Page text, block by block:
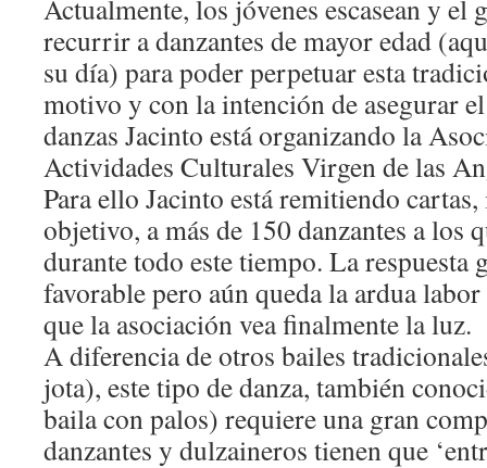
Actualmente, los jóvenes escasean y el
recurrir a danzantes de mayor edad
su día) para poder perpetuar esta
motivo y con la intención de asegurar
danzas Jacinto está organizando la
Actividades Culturales Virgen de las
Para ello Jacinto está remitiendo
objetivo, a más de 150 danzantes a los
durante todo este tiempo. La respuesta
favorable pero aún queda la ardua
que la asociación vea finalmente la luz.
A diferencia de otros bailes
jota), este tipo de danza, también
baila con palos) requiere una gran
danzantes y dulzaineros tienen que